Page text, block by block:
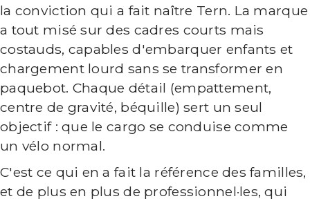
la conviction qui a fait naître Tern. La marque
a tout misé sur des cadres courts mais
costauds, capables d'embarquer enfants et
chargement lourd sans se transformer en
paquebot. Chaque détail (empattement,
centre de gravité, béquille) sert un seul
objectif : que le cargo se conduise comme
un vélo normal.
C'est ce qui en a fait la référence des familles,
et de plus en plus de professionnel·les, qui